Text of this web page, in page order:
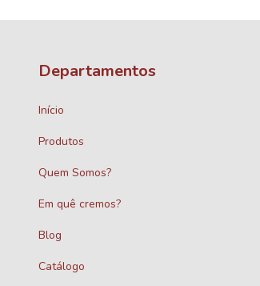
Departamentos
Início
Produtos
Quem Somos?
Em quê cremos?
Blog
Catálogo